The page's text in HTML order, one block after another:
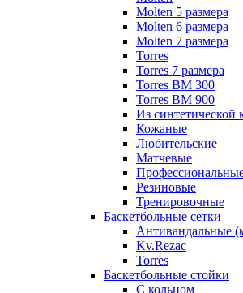
Molten 5 размера
Molten 6 размера
Molten 7 размера
Torres
Torres 7 размера
Torres BM 300
Torres BM 900
Из синтетической
Кожаные
Любительские
Матчевые
Резиновые
Тренировочные
Баскетбольные сетки
Антивандальные
Kv.Rezac
Torres
Баскетбольные стойки
С кольцом